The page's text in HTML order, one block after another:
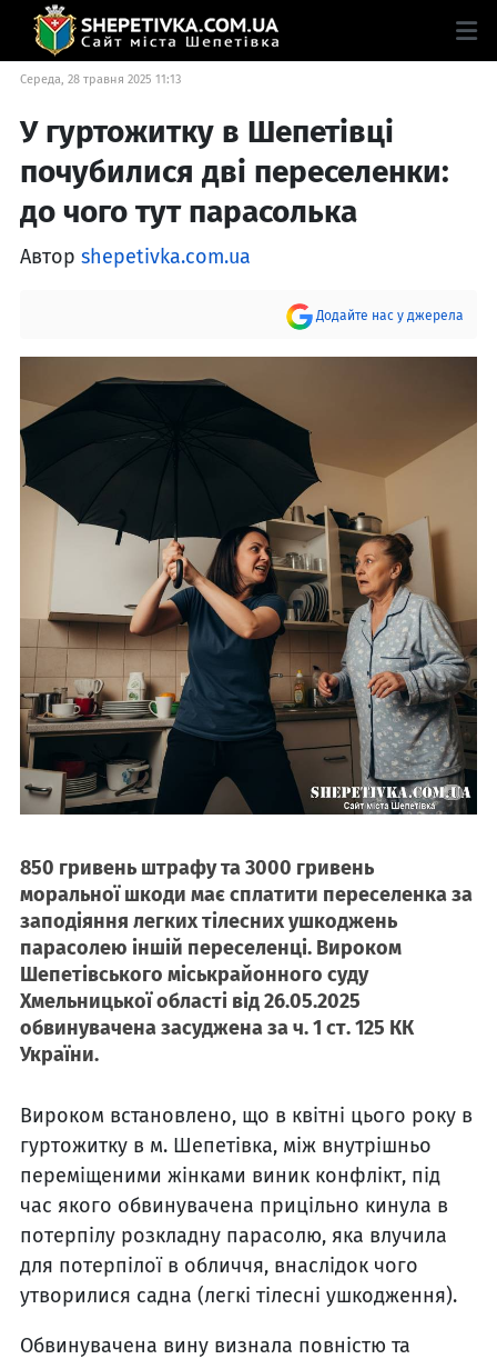
Середа, 28 травня 2025 11:13
У гуртожитку в Шепетівці
почубилися дві переселенки:
до чого тут парасолька
Автор shepetivka.com.ua
Додайте нас у джерела
850 гривень штрафу та 3000 гривень
моральної шкоди має сплатити переселенка за
заподіяння легких тілесних ушкоджень
парасолею іншій переселенці. Вироком
Шепетівського міськрайонного суду
Хмельницької області від 26.05.2025
обвинувачена засуджена за ч. 1 ст. 125 КК
України.
Вироком встановлено, що в квітні цього року в
гуртожитку в м. Шепетівка, між внутрішньо
переміщеними жінками виник конфлікт, під
час якого обвинувачена прицільно кинула в
потерпілу розкладну парасолю, яка влучила
для потерпілої в обличчя, внаслідок чого
утворилися садна (легкі тілесні ушкодження).
Обвинувачена вину визнала повністю та